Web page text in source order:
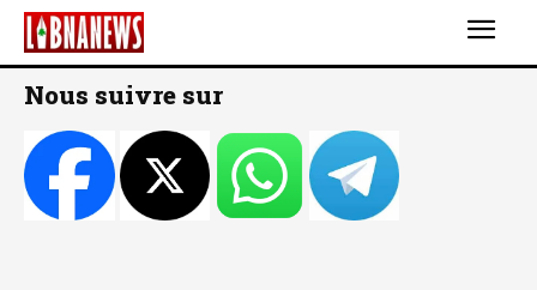
Nous suivre sur